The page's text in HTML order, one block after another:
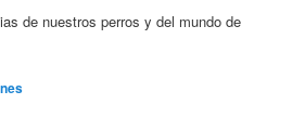
de nuestros perros y del mundo de